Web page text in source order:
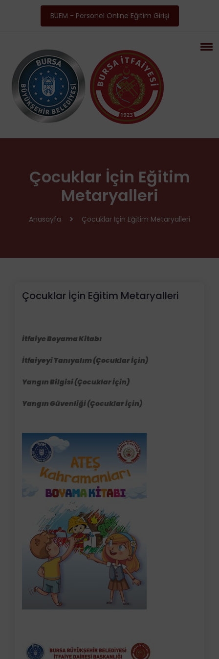
BUEM - Personel Online Eğitim Girişi
Çocuklar İçin Eğitim
Metaryalleri
Anasayfa Çocuklar İçin Eğitim Metaryalleri
Çocuklar İçin Eğitim Metaryalleri
İtfaiye Boyama Kitabı
İtfaiyeyi Tanıyalım (Çocuklar İçin)
Yangın Bilgisi (Çocuklar İçin)
Yangın Güvenliği (Çocuklar İçin)